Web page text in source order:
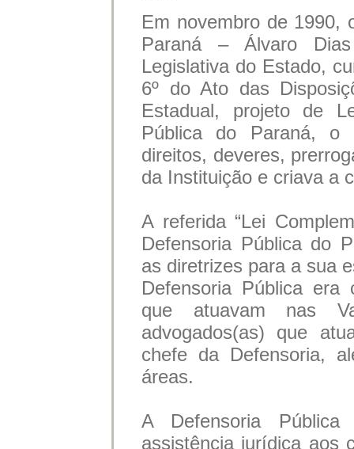
Em novembro de 1990,
Paraná – Álvaro
Legislativa do Estado,
6º do Ato das
Estadual, projeto de
Pública do Paraná, o
direitos, deveres,
da Instituição e criava a
A referida “Lei
Defensoria Pública do
as diretrizes para a sua
Defensoria Pública era
que atuavam nas
advogados(as) que
chefe da Defensoria,
áreas.
A Defensoria
assistência jurídica aos